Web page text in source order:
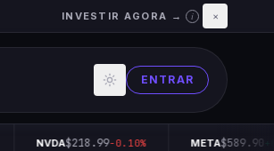
INVESTIR AGORA → i ×
ENTRAR
NVDA$218.99-0.10% META$589.90